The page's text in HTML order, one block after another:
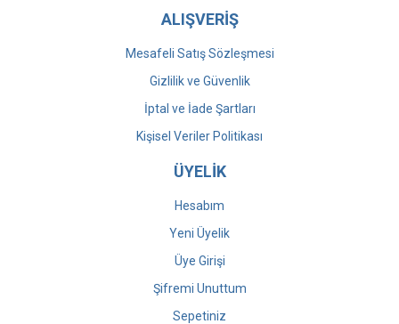
ALIŞVERİŞ
Mesafeli Satış Sözleşmesi
Gizlilik ve Güvenlik
İptal ve İade Şartları
Kişisel Veriler Politikası
ÜYELİK
Hesabım
Yeni Üyelik
Üye Girişi
Şifremi Unuttum
Sepetiniz